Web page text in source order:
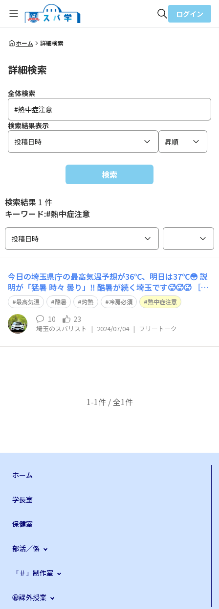
全体検索
ログイン
ホーム 詳細検索
詳細検索
全体検索
検索結果表示
投稿日時
昇順
検索
検索結果 1 件
キーワード:#熱中症注意
投稿日時
今日の埼玉県庁の最高気温予想が36℃、明日は37℃😳 説
明が「猛暑 時々 曇り」‼️ 酷暑が続く埼玉です🥵🥵🥵 ［出
典：ウェザーニュースアプリ］ https://weathernews.j
p/onebox/tenki/kanto/
最高気温 酷暑 灼熱 冷房必須 熱中症注意
10 23
埼玉のスバリスト | 2024/07/04 | フリートーク
1-1件 / 全1件
ホーム
学長室
保健室
部活／係
「＃」制作室
㊙課外授業